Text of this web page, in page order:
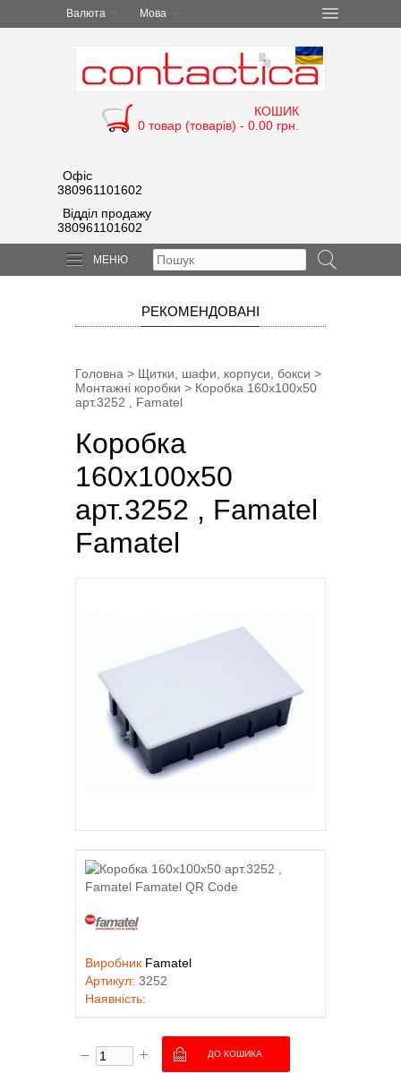
Валюта Мова
КОШИК
0 товар (товарів) - 0.00 грн.
Офіс
380961101602
Відділ продажу
380961101602
МЕНЮ
РЕКОМЕНДОВАНІ
Головна > Щитки, шафи, корпуси, бокси >
Монтажні коробки > Коробка 160х100х50
арт.3252 , Famatel
Коробка
160х100х50
арт.3252 , Famatel
Famatel
Виробник Famatel
Артикул: 3252
Наявність: